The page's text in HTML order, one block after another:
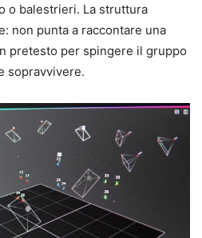
o balestrieri. La struttura
non punta a raccontare una
pretesto per spingere il gruppo
sopravvivere.